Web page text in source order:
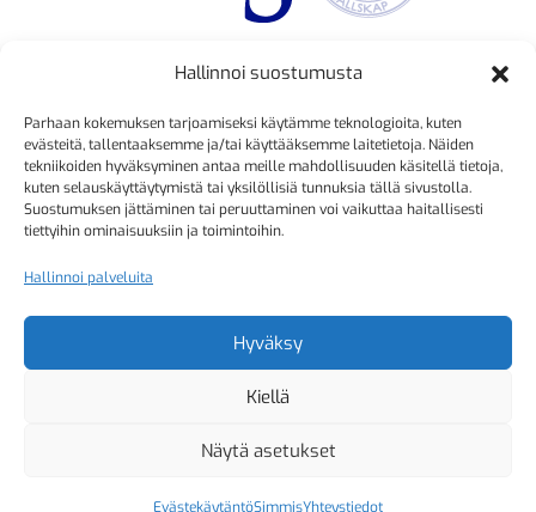
Hallinnoi suostumusta
Parhaan kokemuksen tarjoamiseksi käytämme teknologioita, kuten
evästeitä, tallentaaksemme ja/tai käyttääksemme laitetietoja. Näiden
tekniikoiden hyväksyminen antaa meille mahdollisuuden käsitellä tietoja,
kuten selauskäyttäytymistä tai yksilöllisiä tunnuksia tällä sivustolla.
Suostumuksen jättäminen tai peruuttaminen voi vaikuttaa haitallisesti
tiettyihin ominaisuuksiin ja toimintoihin.
Hallinnoi palveluita
Hyväksy
Kiellä
Näytä asetukset
EvästekäytäntöSimmisYhteystiedot
Kristiina Mäkinen
040 725 3186
kristiina.makinen@simmis.fi
Kyselyt ja muut yhteydenotot
sähköpostitse:
kurssitoiminta@simmis.fi
Copyright 2026 Helsingfors Simsällskap